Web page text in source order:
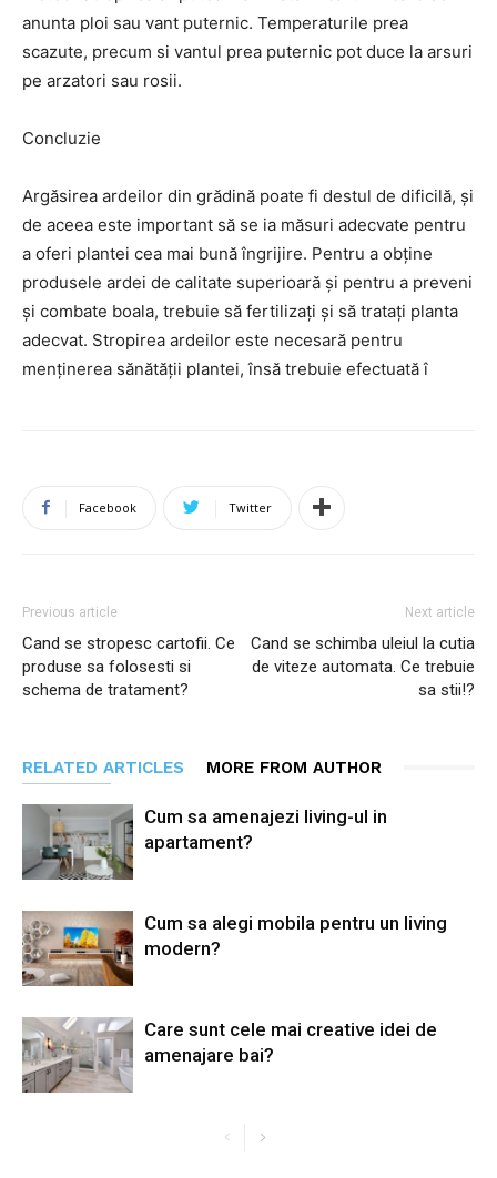
anunta ploi sau vant puternic. Temperaturile prea
scazute, precum si vantul prea puternic pot duce la arsuri
pe arzatori sau rosii.
Concluzie
Argăsirea ardeilor din grădină poate fi destul de dificilă, și
de aceea este important să se ia măsuri adecvate pentru
a oferi plantei cea mai bună îngrijire. Pentru a obține
produsele ardei de calitate superioară și pentru a preveni
și combate boala, trebuie să fertilizați și să tratați planta
adecvat. Stropirea ardeilor este necesară pentru
menținerea sănătății plantei, însă trebuie efectuată î
Facebook Twitter
Previous article
Cand se stropesc cartofii. Ce
produse sa folosesti si
schema de tratament?
Next article
Cand se schimba uleiul la cutia
de viteze automata. Ce trebuie
sa stii!?
RELATED ARTICLES MORE FROM AUTHOR
Cum sa amenajezi living-ul in
apartament?
Cum sa alegi mobila pentru un living
modern?
Care sunt cele mai creative idei de
amenajare bai?